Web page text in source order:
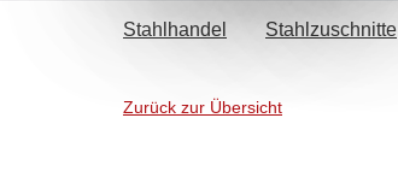
Stahlhandel Stahlzuschnitte
Zurück zur Übersicht